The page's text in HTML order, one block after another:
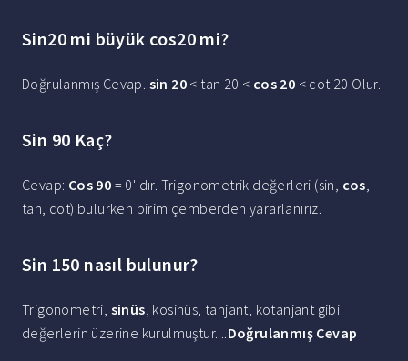
Sin20 mi büyük cos20 mi?
Doğrulanmış Cevap. sin 20 < tan 20 < cos 20 < cot 20 Olur.
Sin 90 Kaç?
Cevap: Cos 90 = 0' dır. Trigonometrik değerleri (sin, cos,
tan, cot) bulurken birim çemberden yararlanırız.
Sin 150 nasıl bulunur?
Trigonometri, sinüs, kosinüs, tanjant, kotanjant gibi
değerlerin üzerine kurulmuştur....Doğrulanmış Cevap